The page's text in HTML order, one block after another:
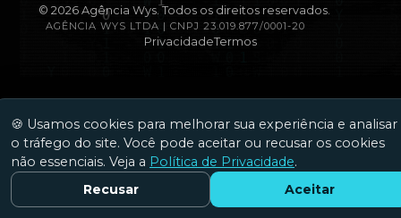
© 2026Agência Wys. Todos os direitos reservados.
AGÊNCIA WYS LTDA | CNPJ 23.019.877/0001-20
PrivacidadeTermos
Fale Conosco
🍪 Usamos cookies para melhorar sua experiência e analisar
o tráfego do site. Você pode aceitar ou recusar os cookies
não essenciais. Veja a Política de Privacidade.
Recusar
Aceitar